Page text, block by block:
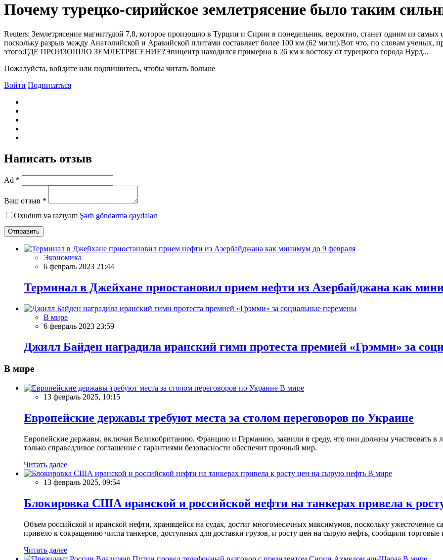
Почему турецко-сирийское землетрясение было таким
Reuters: Землетрясение магнитудой 7,8, которое произошло в Турции и Сирии в понедельник, вероятно, станет одним из самых
поскольку разрыв между Анатолийской и Аравийской плитами составляет более 100 км (62 мили).Вот что, по словам ученых,
этого:ГДЕ ПРОИЗОШЛО ЗЕМЛЕТРЯСЕНИЕ?Эпицентр находился примерно в 26 км к востоку от турецкого города Нурд...
Пожалуйста, войдите или подпишитесь, чтобы читать больше
Войти Подписаться
Написать отзыв
Ad *
Ваш отзыв *
Oxudum və razıyam Şərh göndərmə qaydaları
Отправить
Экономика
6 февраль 2023 21:44
Терминал в Джейхане приостановил прием нефти из Азербайджана как
В мире
6 февраль 2023 23:59
Джилл Байден наградила иранский гимн протеста премией «Грэмми» за
В мире
В мире
13 февраль 2025, 10:15
Европейские державы требуют места за столом переговоров по Украине
Европейские державы, включая Великобританию, Францию и Германию, заявили в среду, что они должны участвовать в
только справедливое соглашение с гарантиями безопасности обеспечит прочный мир.
Читать далее
В мире
13 февраль 2025, 09:54
Блокировка США иранской и российской нефти на танкерах привела к
Объем российской и иранской нефти, хранящейся на судах, достиг многомесячных максимумов, поскольку
привело к сокращению числа танкеров, доступных для доставки грузов, и росту цен на сырую нефть, сообщили торговые
Читать далее